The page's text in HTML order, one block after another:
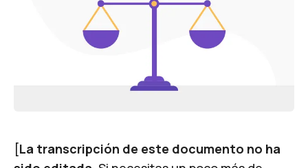
[La transcripción de este documento no ha